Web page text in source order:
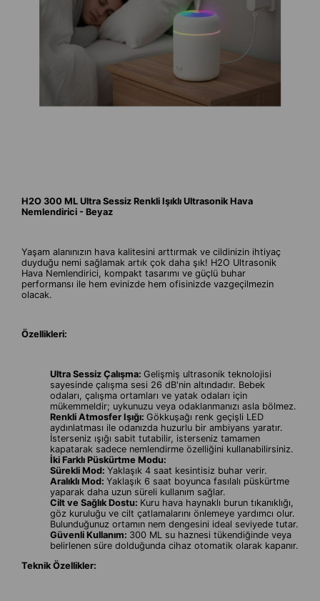
H2O 300 ML Ultra Sessiz Renkli Işıklı Ultrasonik Hava
Nemlendirici - Beyaz
Yaşam alanınızın hava kalitesini arttırmak ve cildinizin ihtiyaç
duyduğu nemi sağlamak artık çok daha şık! H2O Ultrasonik
Hava Nemlendirici, kompakt tasarımı ve güçlü buhar
performansı ile hem evinizde hem ofisinizde vazgeçilmezin
olacak.
Özellikleri:
Ultra Sessiz Çalışma: Gelişmiş ultrasonik teknolojisi
sayesinde çalışma sesi 26 dB'nin altındadır. Bebek
odaları, çalışma ortamları ve yatak odaları için
mükemmeldir; uykunuzu veya odaklanmanızı asla bölmez.
Renkli Atmosfer Işığı: Gökkuşağı renk geçişli LED
aydınlatması ile odanızda huzurlu bir ambiyans yaratır.
İsterseniz ışığı sabit tutabilir, isterseniz tamamen
kapatarak sadece nemlendirme özelliğini kullanabilirsiniz.
İki Farklı Püskürtme Modu:
Sürekli Mod: Yaklaşık 4 saat kesintisiz buhar verir.
Aralıklı Mod: Yaklaşık 6 saat boyunca fasılalı püskürtme
yaparak daha uzun süreli kullanım sağlar.
Cilt ve Sağlık Dostu: Kuru hava haynaklı burun tıkanıklığı,
göz kuruluğu ve cilt çatlamalarını önlemeye yardımcı olur.
Bulunduğunuz ortamın nem dengesini ideal seviyede tutar.
Güvenli Kullanım: 300 ML su haznesi tükendiğinde veya
belirlenen süre dolduğunda cihaz otomatik olarak kapanır.
Teknik Özellikler: